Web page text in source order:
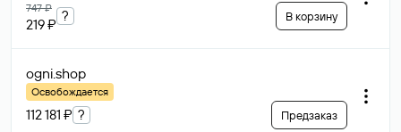
747 ₽
219 ₽
? В корзину
ogni.shop
Освобождается
112 181 ₽ ? Предзаказ